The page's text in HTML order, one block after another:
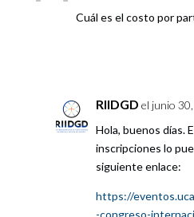
Cuál es el costo por
RIIDGD el junio
Hola, buenos días.
inscripciones lo
siguiente enlace:
https://
-congreso-